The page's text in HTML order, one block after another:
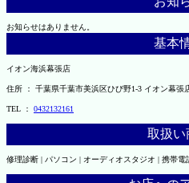
お知らせはありません。
基本
イオン海浜幕張店
住所 ： 千葉県千葉市美浜区ひび野1-3 イオン幕張
TEL ： 0432132161
取扱い
修理診断 | パソコン | オーディオスタジオ | 携帯電